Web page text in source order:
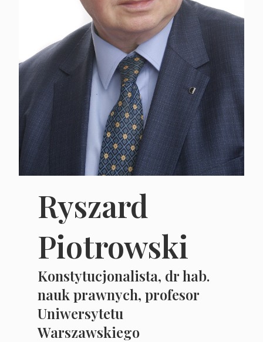
Ryszard
Piotrowski
Konstytucjonalista, dr hab.
nauk prawnych, profesor
Uniwersytetu
Warszawskiego